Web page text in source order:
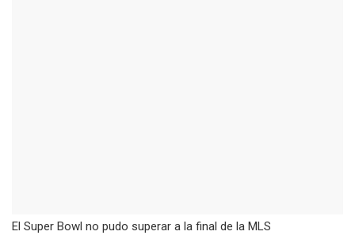
El Super Bowl no pudo superar a la final de la MLS